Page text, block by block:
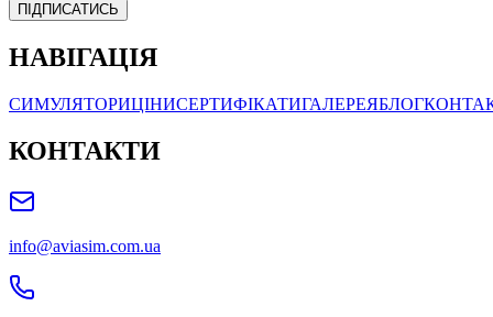
ПІДПИСАТИСЬ
НАВІГАЦІЯ
СИМУЛЯТОРИЦІНИСЕРТИФІКАТИГАЛЕРЕЯБЛОГ
КОНТАКТИ
info@aviasim.com.ua